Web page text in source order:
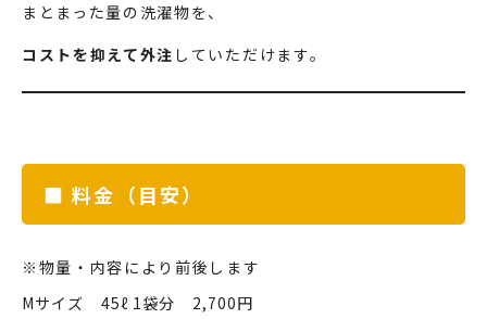
まとまった量の洗濯物を、
コストを抑えて外注 していただけます。
■ 料金（目安）
※物量・内容により前後します
Mサイズ 45ℓ 1袋分 2,700円